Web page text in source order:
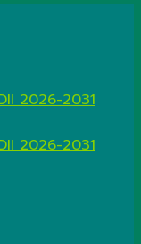
2026-2031
2026-2031